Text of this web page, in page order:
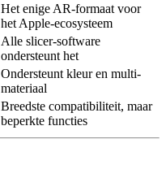
Het enige AR-formaat voor
het Apple-ecosysteem
Alle slicer-software
ondersteunt het
Ondersteunt kleur en multi-
materiaal
Breedste compatibiliteit, maar
beperkte functies